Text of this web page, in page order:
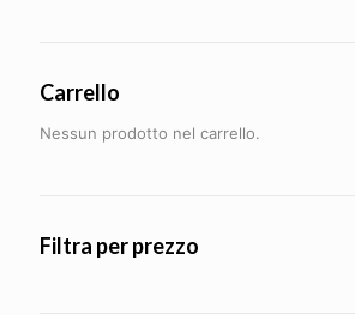
Carrello
Nessun prodotto nel carrello.
Filtra per prezzo